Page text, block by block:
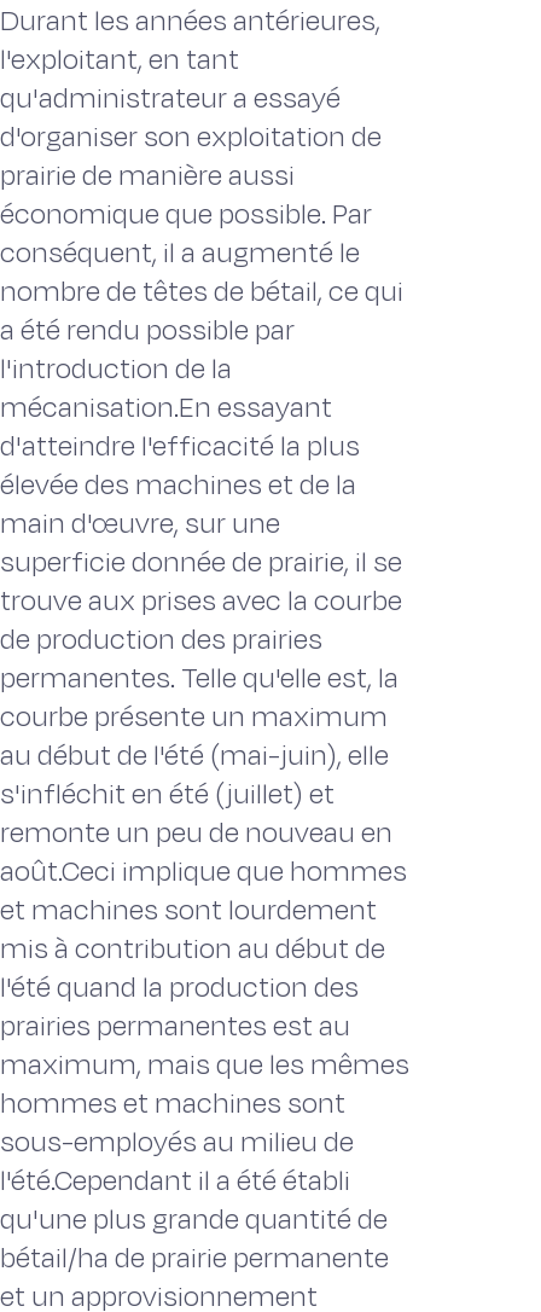
Durant les années antérieures,
l'exploitant, en tant
qu'administrateur a essayé
d'organiser son exploitation de
prairie de manière aussi
économique que possible. Par
conséquent, il a augmenté le
nombre de têtes de bétail, ce qui
a été rendu possible par
l'introduction de la
mécanisation.En essayant
d'atteindre l'efficacité la plus
élevée des machines et de la
main d'œuvre, sur une
superficie donnée de prairie, il se
trouve aux prises avec la courbe
de production des prairies
permanentes. Telle qu'elle est, la
courbe présente un maximum
au début de l'été (mai-juin), elle
s'infléchit en été (juillet) et
remonte un peu de nouveau en
août.Ceci implique que hommes
et machines sont lourdement
mis à contribution au début de
l'été quand la production des
prairies permanentes est au
maximum, mais que les mêmes
hommes et machines sont
sous-employés au milieu de
l'été.Cependant il a été établi
qu'une plus grande quantité de
bétail/ha de prairie permanente
et un approvisionnement